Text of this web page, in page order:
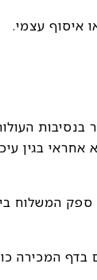
בנסיבות
בגין
או ספק